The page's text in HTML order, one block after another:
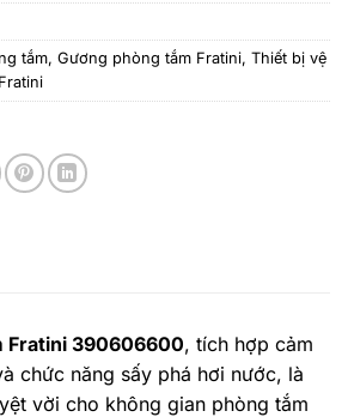
tắm, Gương phòng tắm Fratini, Thiết bị vệ
Fratini 390606600, tích hợp cảm
chức năng sấy phá hơi nước, là
vời cho không gian phòng tắm